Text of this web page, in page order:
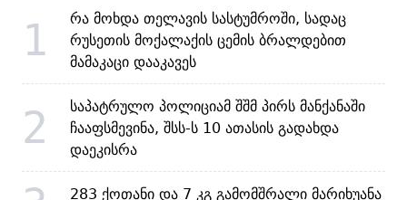
1
რა მოხდა თელავის სასტუმროში, სადაც
რუსეთის მოქალაქის ცემის ბრალდებით
მამაკაცი დააკავეს
2
საპატრულო პოლიციამ შშმ პირს მანქანაში
ჩააფსმევინა, შსს-ს 10 ათასის გადახდა
დაეკისრა
283 ქოთანი და 7 კგ გამომშრალი მარიხუანა